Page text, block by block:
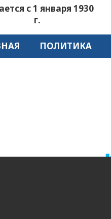
с 1 января 1930
г.
ПОЛИТИКА